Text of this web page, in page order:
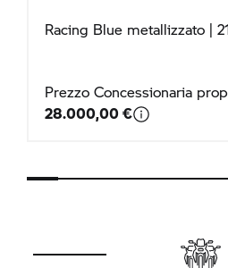
Racing Blue metallizzato |
Prezzo Concessionaria
28.000,00 €